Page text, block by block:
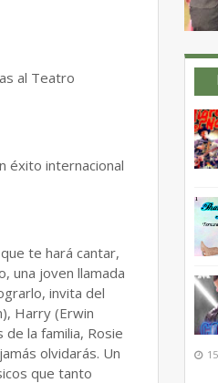
al Teatro
éxito internacional
te hará cantar,
una joven llamada
invita del
Harry (Erwin
de la familia, Rosie
olvidarás. Un
que tanto